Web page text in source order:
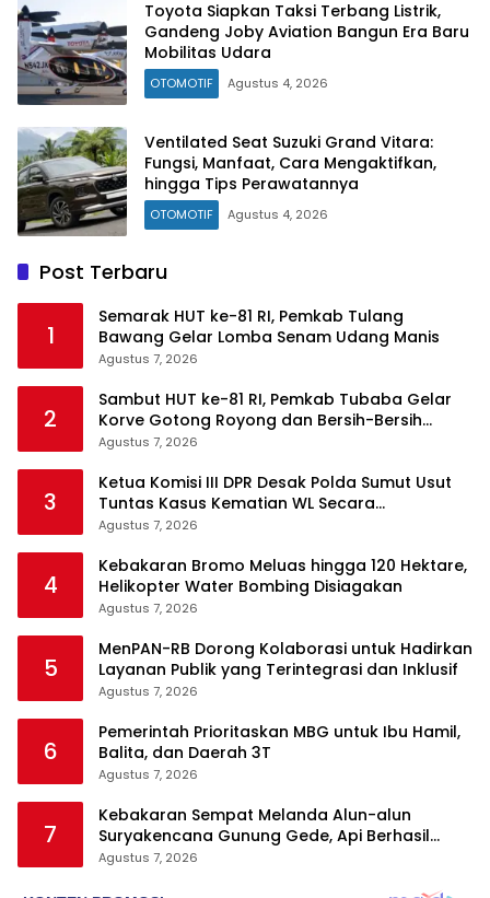
Toyota Siapkan Taksi Terbang Listrik,
Gandeng Joby Aviation Bangun Era Baru
Mobilitas Udara
OTOMOTIF Agustus 4, 2026
Ventilated Seat Suzuki Grand Vitara:
Fungsi, Manfaat, Cara Mengaktifkan,
hingga Tips Perawatannya
OTOMOTIF Agustus 4, 2026
Post Terbaru
1
Semarak HUT ke-81 RI, Pemkab Tulang
Bawang Gelar Lomba Senam Udang Manis
Agustus 7, 2026
2
Sambut HUT ke-81 RI, Pemkab Tubaba Gelar
Korve Gotong Royong dan Bersih-Bersih
Serentak
Agustus 7, 2026
3
Ketua Komisi III DPR Desak Polda Sumut Usut
Tuntas Kasus Kematian WL Secara
Transparan
Agustus 7, 2026
4
Kebakaran Bromo Meluas hingga 120 Hektare,
Helikopter Water Bombing Disiagakan
Agustus 7, 2026
5
MenPAN-RB Dorong Kolaborasi untuk Hadirkan
Layanan Publik yang Terintegrasi dan Inklusif
Agustus 7, 2026
6
Pemerintah Prioritaskan MBG untuk Ibu Hamil,
Balita, dan Daerah 3T
Agustus 7, 2026
7
Kebakaran Sempat Melanda Alun-alun
Suryakencana Gunung Gede, Api Berhasil
Dipadamkan
Agustus 7, 2026